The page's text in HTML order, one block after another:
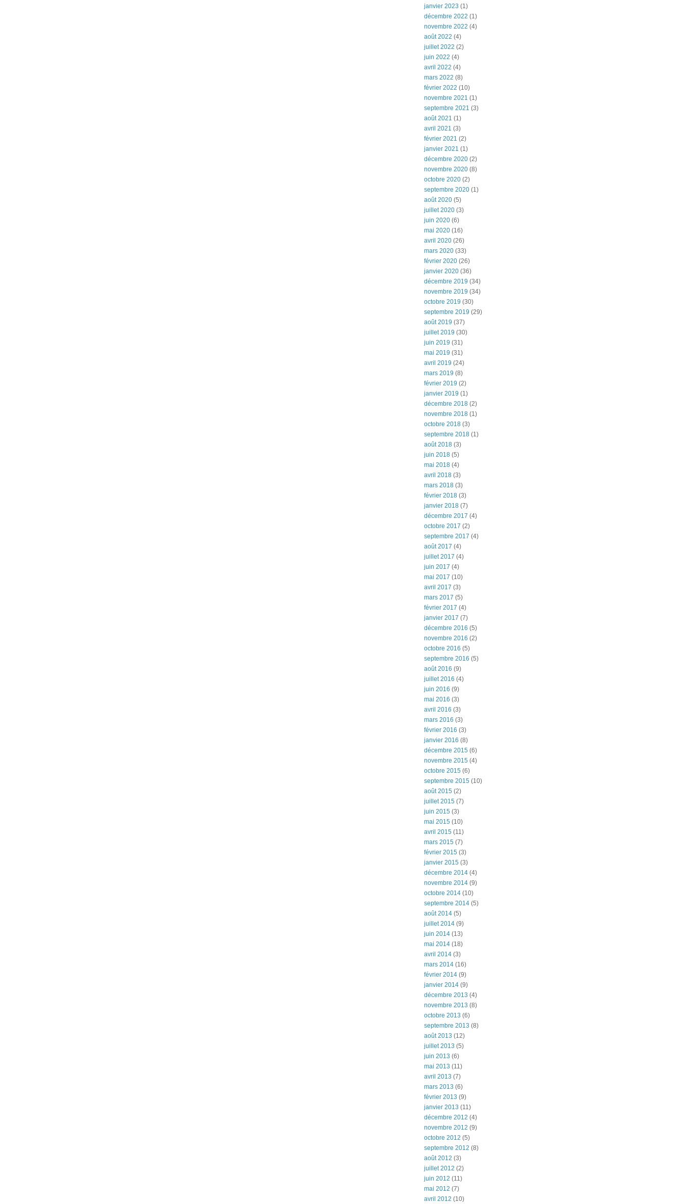
janvier 2023 (1)
décembre 2022 (1)
novembre 2022 (4)
août 2022 (4)
juillet 2022 (2)
juin 2022 (4)
avril 2022 (4)
mars 2022 (8)
février 2022 (10)
novembre 2021 (1)
septembre 2021 (3)
août 2021 (1)
avril 2021 (3)
février 2021 (2)
janvier 2021 (1)
décembre 2020 (2)
novembre 2020 (8)
octobre 2020 (2)
septembre 2020 (1)
août 2020 (5)
juillet 2020 (3)
juin 2020 (6)
mai 2020 (16)
avril 2020 (26)
mars 2020 (33)
février 2020 (26)
janvier 2020 (36)
décembre 2019 (34)
novembre 2019 (34)
octobre 2019 (30)
septembre 2019 (29)
août 2019 (37)
juillet 2019 (30)
juin 2019 (31)
mai 2019 (31)
avril 2019 (24)
mars 2019 (8)
février 2019 (2)
janvier 2019 (1)
décembre 2018 (2)
novembre 2018 (1)
octobre 2018 (3)
septembre 2018 (1)
août 2018 (3)
juin 2018 (5)
mai 2018 (4)
avril 2018 (3)
mars 2018 (3)
février 2018 (3)
janvier 2018 (7)
décembre 2017 (4)
octobre 2017 (2)
septembre 2017 (4)
août 2017 (4)
juillet 2017 (4)
juin 2017 (4)
mai 2017 (10)
avril 2017 (3)
mars 2017 (5)
février 2017 (4)
janvier 2017 (7)
décembre 2016 (5)
novembre 2016 (2)
octobre 2016 (5)
septembre 2016 (5)
août 2016 (9)
juillet 2016 (4)
juin 2016 (9)
mai 2016 (3)
avril 2016 (3)
mars 2016 (3)
février 2016 (3)
janvier 2016 (8)
décembre 2015 (6)
novembre 2015 (4)
octobre 2015 (6)
septembre 2015 (10)
août 2015 (2)
juillet 2015 (7)
juin 2015 (3)
mai 2015 (10)
avril 2015 (11)
mars 2015 (7)
février 2015 (3)
janvier 2015 (3)
décembre 2014 (4)
novembre 2014 (9)
octobre 2014 (10)
septembre 2014 (5)
août 2014 (5)
juillet 2014 (9)
juin 2014 (13)
mai 2014 (18)
avril 2014 (3)
mars 2014 (16)
février 2014 (9)
janvier 2014 (9)
décembre 2013 (4)
novembre 2013 (8)
octobre 2013 (6)
septembre 2013 (8)
août 2013 (12)
juillet 2013 (5)
juin 2013 (6)
mai 2013 (11)
avril 2013 (7)
mars 2013 (6)
février 2013 (9)
janvier 2013 (11)
décembre 2012 (4)
novembre 2012 (9)
octobre 2012 (5)
septembre 2012 (8)
août 2012 (3)
juillet 2012 (2)
juin 2012 (11)
mai 2012 (7)
avril 2012 (10)